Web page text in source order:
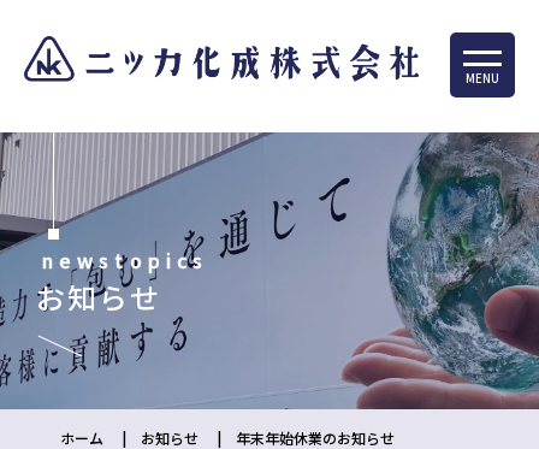
お知らせ
newstopics
ホーム お知らせ 年末年始休業のお知らせ
MENU